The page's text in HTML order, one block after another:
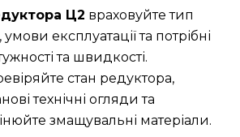
Ц2 враховуйте тип
експлуатації та потрібні
та швидкості.
стан редуктора,
технічні огляди та
змащувальні матеріали.